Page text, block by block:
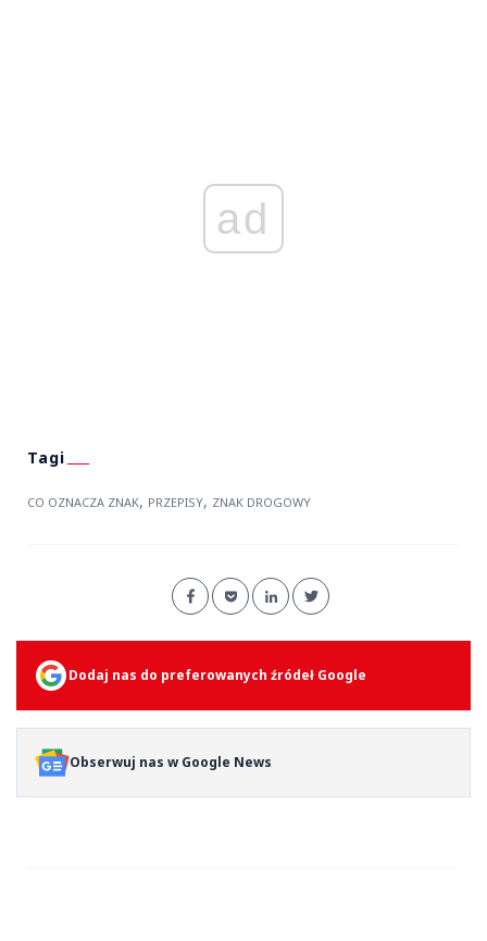
ad
CO OZNACZA ZNAK, PRZEPISY, ZNAK DROGOWY
Dodaj nas do preferowanych źródeł Google
Obserwuj nas w Google News